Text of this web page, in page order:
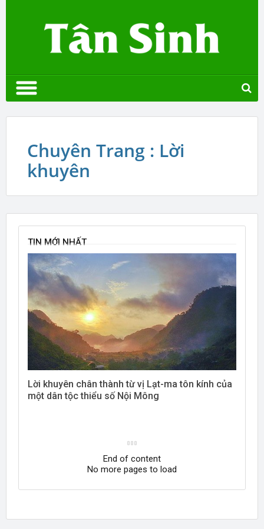
Chuyên Trang : Lời
khuyên
TIN MỚI NHẤT
Lời khuyên chân thành từ vị Lạt-ma tôn kính của
một dân tộc thiểu số Nội Mông
End of content
No more pages to load